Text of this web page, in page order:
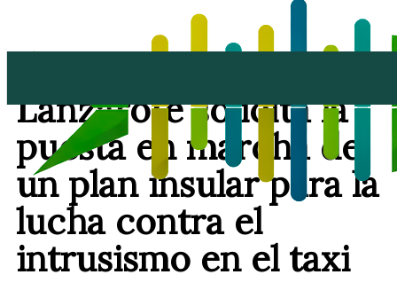
Lanzarote solicita la
puesta en marcha de
un plan insular para la
lucha contra el
intrusismo en el taxi